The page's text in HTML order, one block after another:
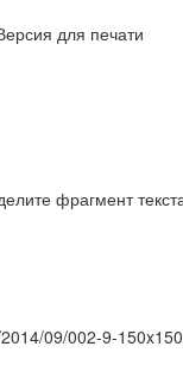
для печати
фрагмент
09/002-9-